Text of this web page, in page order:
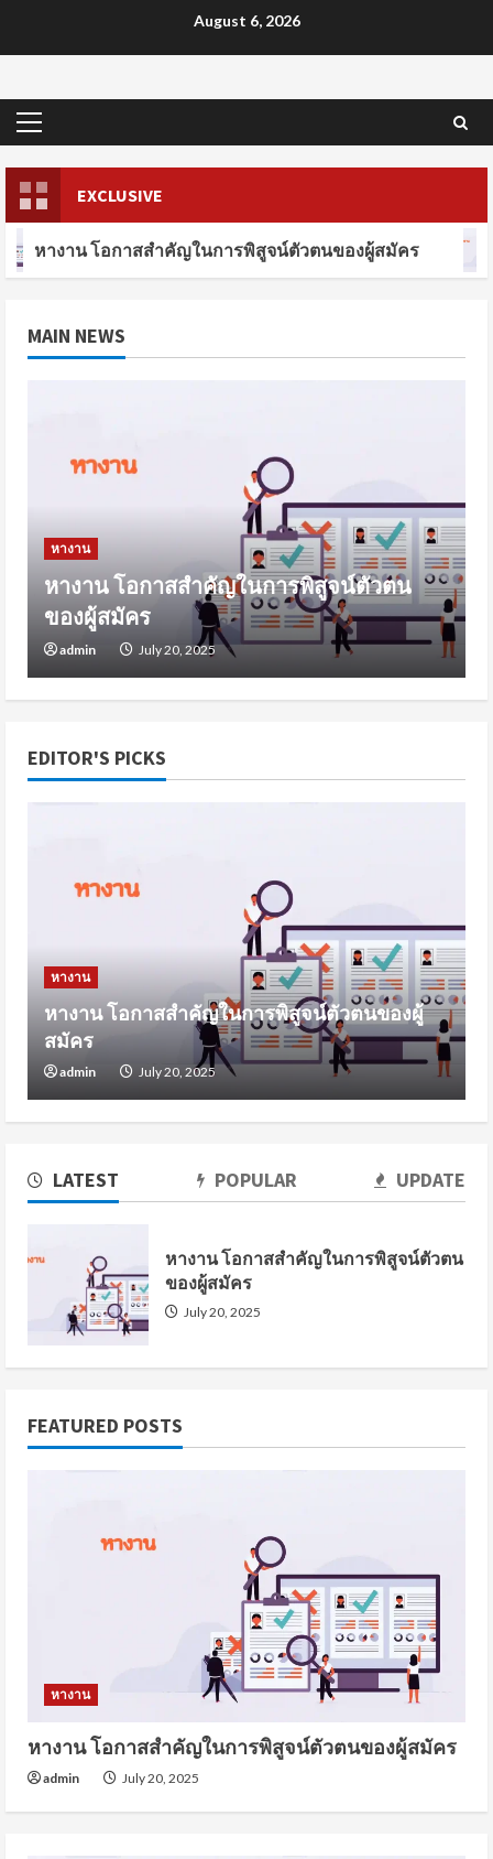
August 6, 2026
Primary
EXCLUSIVE
หางาน โอกาสสำคัญในการพิสูจน์ตัวตนของผู้สมัคร
MAIN NEWS
หางาน
หางาน โอกาสสำคัญในการพิสูจน์ตัวตน
ของผู้สมัคร
admin July 20, 2025
LATEST POPULAR UPDATE
หางาน โอกาสสำคัญในการพิสูจน์ตัวตน
ของผู้สมัคร
July 20, 2025
EDITOR'S PICKS
หางาน
หางาน โอกาสสำคัญในการพิสูจน์ตัวตนของผู้
สมัคร
admin July 20, 2025
FEATURED POSTS
หางาน
หางาน โอกาสสำคัญในการพิสูจน์ตัวตนของผู้สมัคร
admin July 20, 2025